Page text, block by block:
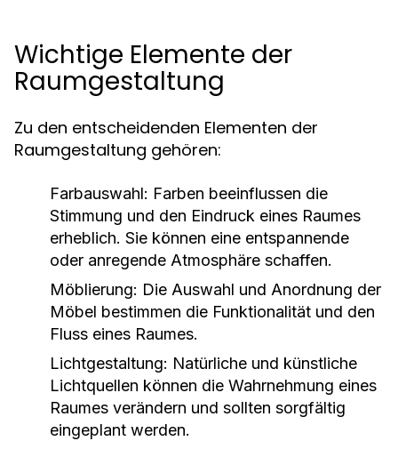
Wichtige Elemente der
Raumgestaltung
Zu den entscheidenden Elementen der
Raumgestaltung gehören:
Farbauswahl: Farben beeinflussen die
Stimmung und den Eindruck eines Raumes
erheblich. Sie können eine entspannende
oder anregende Atmosphäre schaffen.
Möblierung: Die Auswahl und Anordnung der
Möbel bestimmen die Funktionalität und den
Fluss eines Raumes.
Lichtgestaltung: Natürliche und künstliche
Lichtquellen können die Wahrnehmung eines
Raumes verändern und sollten sorgfältig
eingeplant werden.